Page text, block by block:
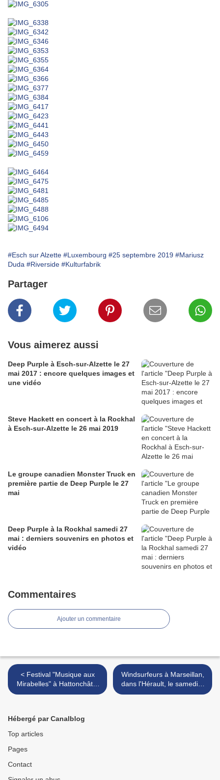
#Esch sur Alzette #Luxembourg #25 septembre 2019 #Mariusz
Duda #Riverside #Kulturfabrik
Partager
Vous aimerez aussi
Deep Purple à Esch-sur-Alzette le 27
mai 2017 : encore quelques images et
une vidéo
Steve Hackett en concert à la Rockhal
à Esch-sur-Alzette le 26 mai 2019
Le groupe canadien Monster Truck en
première partie de Deep Purple le 27
mai
Deep Purple à la Rockhal samedi 27
mai : derniers souvenirs en photos et
vidéo
Commentaires
Ajouter un commentaire
< Festival "Musique aux
Mirabelles" à Hattonchâtel
(Meuse): concert
Windsurfeurs à Marseillan,
dans l'Hérault, le samedi 5
octobre 2019 >
Hébergé par Canalblog
Top articles
Pages
Contact